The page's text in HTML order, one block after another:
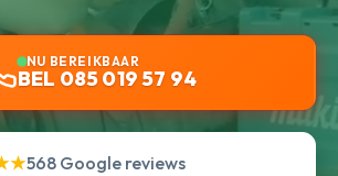
NU BEREIKBAAR
BEL 085 019 57 94
568 Google reviews